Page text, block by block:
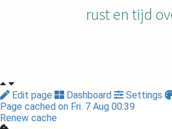
rust en tijd
Edit page Dashboard Settings
Page cached on Fri. 7 Aug 00:39
Renew cache